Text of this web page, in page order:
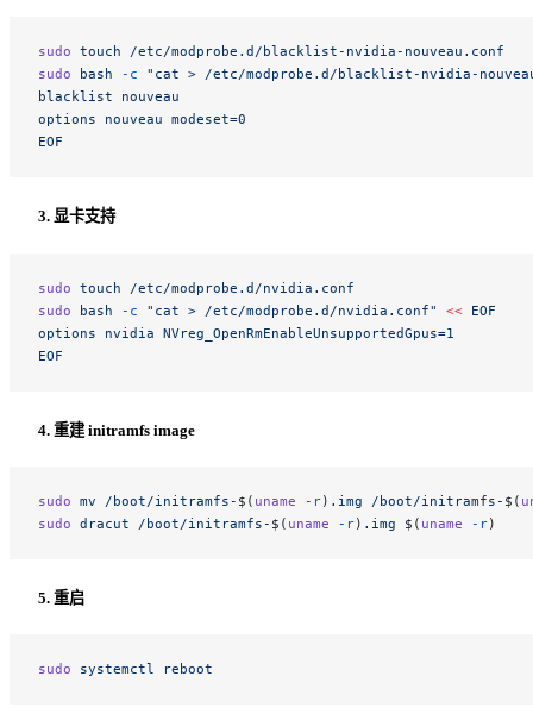
sudo touch /etc/modprobe.d/blacklist-nvidia-nouveau.conf
sudo bash -c "cat > /etc/modprobe.d/blacklist-nvidia-
blacklist nouveau
options nouveau modeset=0
EOF
3. 显卡支持
sudo touch /etc/modprobe.d/nvidia.conf
sudo bash -c "cat > /etc/modprobe.d/nvidia.conf" << EOF
options nvidia NVreg_OpenRmEnableUnsupportedGpus=1
EOF
4. 重建 initramfs image
sudo mv /boot/initramfs- $( uname -r) .img /boot/initramfs- $(
sudo dracut /boot/initramfs- $( uname -r) .img $( uname -r)
5. 重启
sudo systemctl reboot